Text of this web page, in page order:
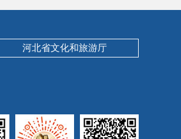
河北省文化和旅游厅